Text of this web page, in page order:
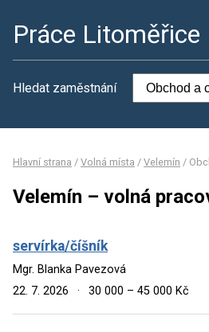
Práce Litoměřice
Hledat zaměstnání
Hlavní strana / Volná místa / Velemín /
Velemín – volná
servírka/číšník
Mgr. Blanka Pavezová
22. 7. 2026
· 30 000 – 45 000 Kč